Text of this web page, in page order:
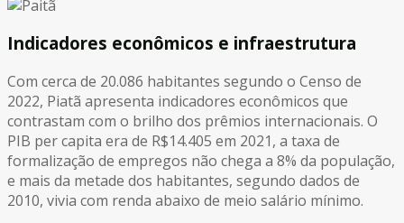
Indicadores econômicos e infraestrutura
Com cerca de 20.086 habitantes segundo o Censo de
2022, Piatã apresenta indicadores econômicos que
contrastam com o brilho dos prêmios internacionais. O
PIB per capita era de R$14.405 em 2021, a taxa de
formalização de empregos não chega a 8% da população,
e mais da metade dos habitantes, segundo dados de
2010, vivia com renda abaixo de meio salário mínimo.